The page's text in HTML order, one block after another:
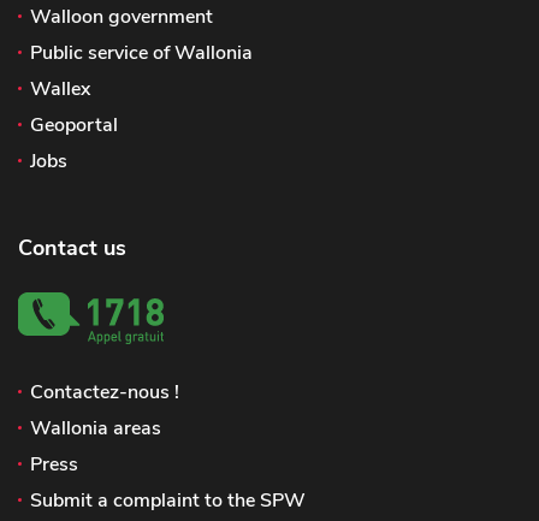
Walloon government
Public service of Wallonia
Wallex
Geoportal
Jobs
Contact us
Contactez-nous !
Wallonia areas
Press
Submit a complaint to the SPW